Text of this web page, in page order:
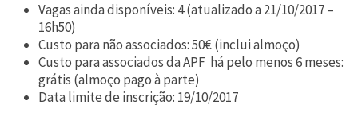
Vagas ainda disponíveis: 4 (atualizado a 21/10/2017 –
16h50)
Custo para não associados: 50€ (inclui almoço)
Custo para associados da APF há pelo menos 6 meses:
grátis (almoço pago à parte)
Data limite de inscrição: 19/10/2017